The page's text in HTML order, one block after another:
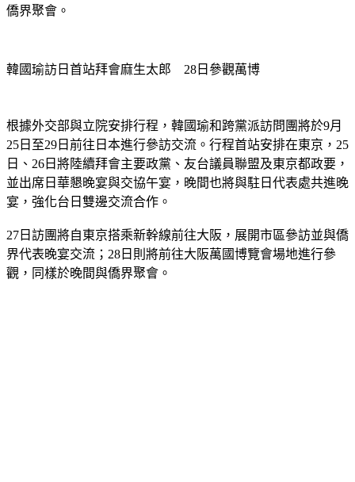
僑界聚會。
韓國瑜訪日首站拜會麻生太郎　28日參觀萬博
根據外交部與立院安排行程，韓國瑜和跨黨派訪問團將於9月
25日至29日前往日本進行參訪交流。行程首站安排在東京，25
日、26日將陸續拜會主要政黨、友台議員聯盟及東京都政要，
並出席日華懇晚宴與交協午宴，晚間也將與駐日代表處共進晚
宴，強化台日雙邊交流合作。
27日訪團將自東京搭乘新幹線前往大阪，展開市區參訪並與僑
界代表晚宴交流；28日則將前往大阪萬國博覽會場地進行參
觀，同樣於晚間與僑界聚會。